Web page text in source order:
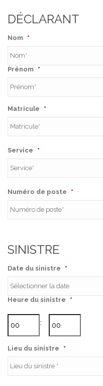
DÉCLARANT
Nom *
Prénom *
Matricule *
Service *
Numéro de poste *
SINISTRE
Date du sinistre *
MM
JJ
Heure du sinistre *
:
Lieu du sinistre *